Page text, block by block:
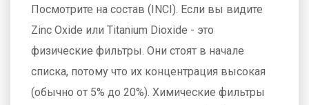
Посмотрите на состав (INCI). Если вы видите
Zinc Oxide или Titanium Dioxide - это
физические фильтры. Они стоят в начале
списка, потому что их концентрация высокая
(обычно от 5% до 20%). Химические фильтры